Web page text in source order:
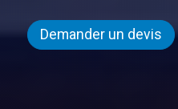
Demander un devis